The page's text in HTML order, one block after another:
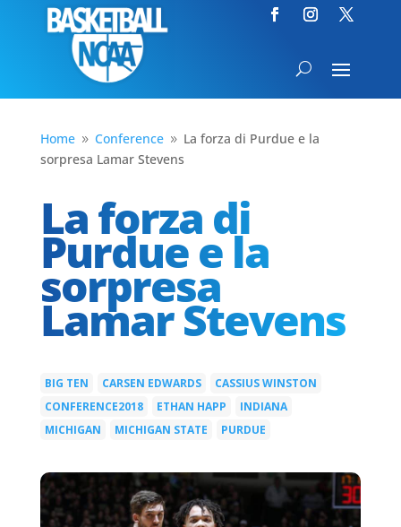
Home 9 Conference 9 La forza di Purdue e la
sorpresa Lamar Stevens
La forza di
Purdue e la
sorpresa
Lamar Stevens
BIG TEN CARSEN EDWARDS CASSIUS WINSTON
CONFERENCE2018 ETHAN HAPP INDIANA
MICHIGAN MICHIGAN STATE PURDUE